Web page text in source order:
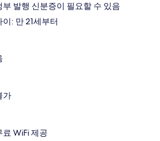
발행 신분증이 필요할 수 있음
: 만 21세부터
가
WiFi 제공